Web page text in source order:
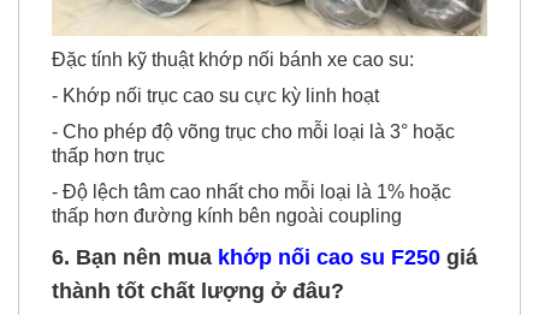
Đặc tính kỹ thuật khớp nối bánh xe cao su:
- Khớp nối trục cao su cực kỳ linh hoạt
- Cho phép độ võng trục cho mỗi loại là 3° hoặc
thấp hơn trục
- Độ lệch tâm cao nhất cho mỗi loại là 1% hoặc
thấp hơn đường kính bên ngoài coupling
6. Bạn nên mua khớp nối cao su F250 giá
thành tốt chất lượng ở đâu?